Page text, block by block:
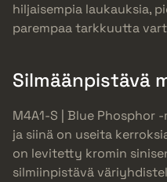
hiljaisempia laukauksia,
parempaa tarkkuutta
Silmäänpistävä
M4A1-S | Blue Phosphor
ja siinä on useita
on levitetty kromin
silmiinpistävä